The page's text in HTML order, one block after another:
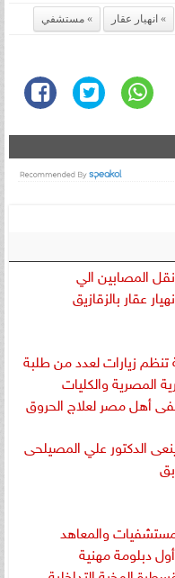
انهيار عقار مستشفي
المصابين الي
عقار بالزقازيق
زيارات لعدد من طلبة
المصرية والكليات
أهل مصر لعلاج الحروق
الدكتور علي المصيلحى
والمعاهد
دبلومة مهنية